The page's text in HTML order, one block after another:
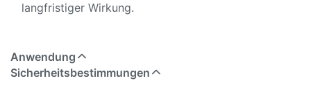
langfristiger Wirkung.
Anwendung
Sicherheitsbestimmungen